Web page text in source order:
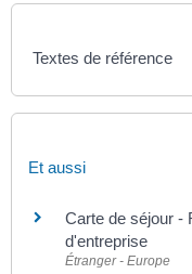
Textes de référence
Et aussi
Carte de séjour -
d'entreprise
Étranger - Europe